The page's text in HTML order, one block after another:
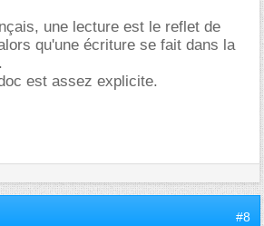
une lecture est le reflet de
qu'une écriture se fait dans la
est assez explicite.
#8